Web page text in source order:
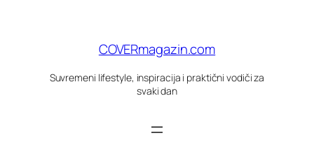
COVERmagazin.com
Suvremeni lifestyle, inspiracija i praktični vodiči za
svaki dan